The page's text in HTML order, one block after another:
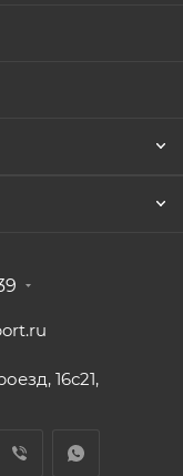
16с21,